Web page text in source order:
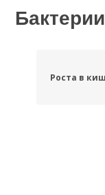
Роста в